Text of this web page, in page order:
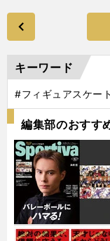
キーワード
#フィギュアスケート
編集部のおすす